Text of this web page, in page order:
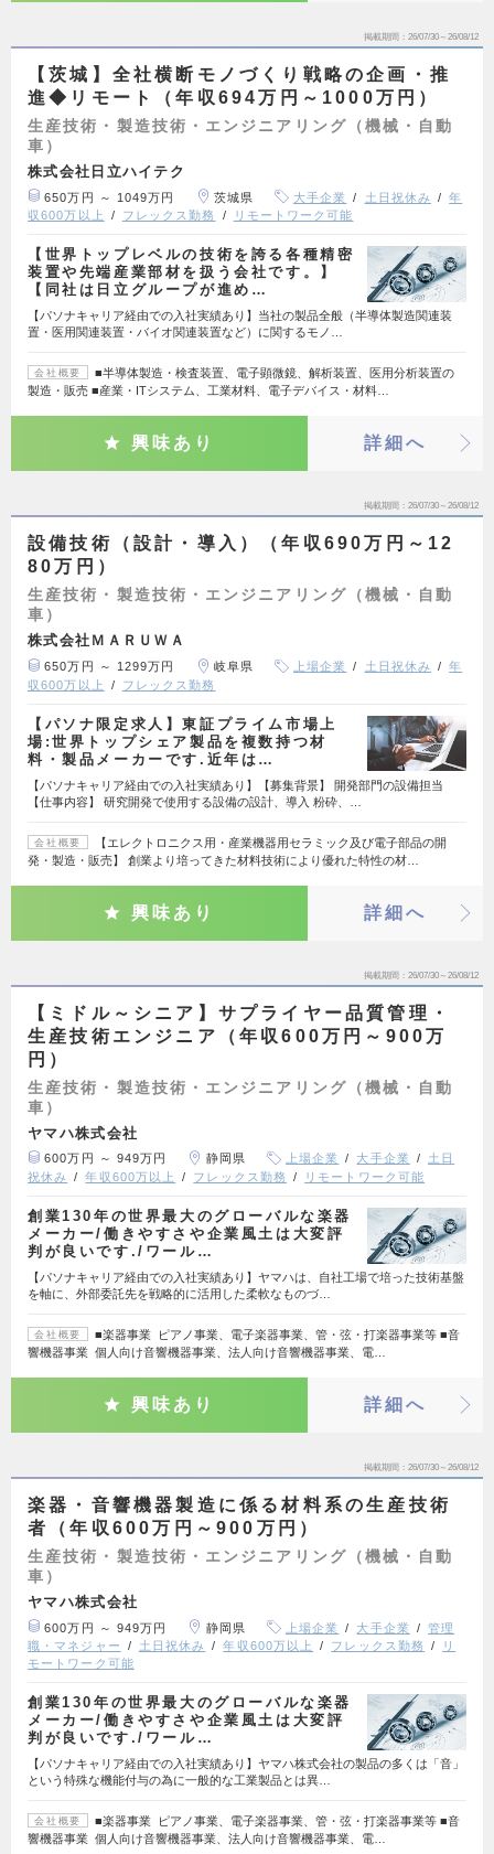
掲載期間 26/07/30～26/08/12
【茨城】全社横断モノづくり戦略の企画・推
進◆リモート（年収694万円～1000万円）
生産技術・製造技術・エンジニアリング（機械・自動
車）
株式会社日立ハイテク
650万円 ～ 1049万円 茨城県 大手企業 土日祝休み
年
収600万以上
フレックス勤務 リモートワーク可能
【世界トップレベルの技術を誇る各種精密
装置や先端産業部材を扱う会社です。】
【同社は日立グループが進め…
【パソナキャリア経由での入社実績あり】当社の製品全般（半導体製造関連装
置・医用関連装置・バイオ関連装置など）に関するモノ…
会社概要
■半導体製造・検査装置、電子顕微鏡、解析装置、医用分析装置の
製造・販売 ■産業・ITシステム、工業材料、電子デバイス・材料…
興味あり 詳細へ
掲載期間 26/07/30～26/08/12
設備技術（設計・導入）（年収690万円～12
80万円）
生産技術・製造技術・エンジニアリング（機械・自動
車）
株式会社ＭＡＲＵＷＡ
650万円 ～ 1299万円 岐阜県 上場企業 土日祝休み
年
収600万以上
フレックス勤務
【パソナ限定求人】東証プライム市場上
場:世界トップシェア製品を複数持つ材
料・製品メーカーです.近年は…
【パソナキャリア経由での入社実績あり】【募集背景】 開発部門の設備担当
【仕事内容】 研究開発で使用する設備の設計、導入 粉砕、…
会社概要
【エレクトロニクス用・産業機器用セラミック及び電子部品の開
発・製造・販売】 創業より培ってきた材料技術により優れた特性の材…
興味あり 詳細へ
掲載期間 26/07/30～26/08/12
【ミドル～シニア】サプライヤー品質管理・
生産技術エンジニア（年収600万円～900万
円）
生産技術・製造技術・エンジニアリング（機械・自動
車）
ヤマハ株式会社
600万円 ～ 949万円 静岡県 上場企業 大手企業
土日
祝休み
年収600万以上 フレックス勤務 リモートワーク可能
創業130年の世界最大のグローバルな楽器
メーカー/働きやすさや企業風土は大変評
判が良いです./ワール…
【パソナキャリア経由での入社実績あり】ヤマハは、自社工場で培った技術基盤
を軸に、外部委託先を戦略的に活用した柔軟なものづ…
会社概要
■楽器事業 ピアノ事業、電子楽器事業、管・弦・打楽器事業等 ■音
響機器事業 個人向け音響機器事業、法人向け音響機器事業、電…
興味あり 詳細へ
掲載期間 26/07/30～26/08/12
楽器・音響機器製造に係る材料系の生産技術
者（年収600万円～900万円）
生産技術・製造技術・エンジニアリング（機械・自動
車）
ヤマハ株式会社
600万円 ～ 949万円 静岡県 上場企業 大手企業
管理
職・マネジャー
土日祝休み 年収600万以上 フレックス勤務
リ
モートワーク可能
創業130年の世界最大のグローバルな楽器
メーカー/働きやすさや企業風土は大変評
判が良いです./ワール…
【パソナキャリア経由での入社実績あり】ヤマハ株式会社の製品の多くは「音」
という特殊な機能付与の為に一般的な工業製品とは異…
会社概要
■楽器事業 ピアノ事業、電子楽器事業、管・弦・打楽器事業等 ■音
響機器事業 個人向け音響機器事業、法人向け音響機器事業、電…